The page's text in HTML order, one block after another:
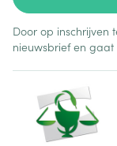
Door op inschrijven
nieuwsbrief en